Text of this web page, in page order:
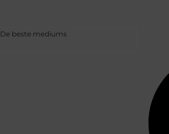
De beste mediums